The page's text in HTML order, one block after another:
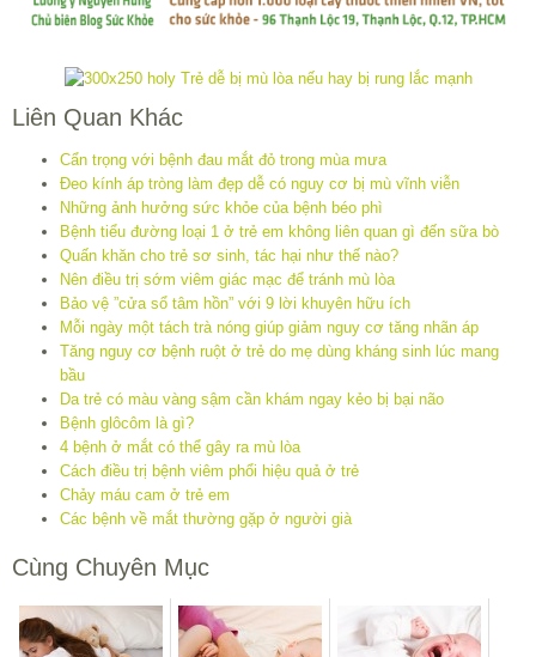
Liên Quan Khác
Cẩn trọng với bệnh đau mắt đỏ trong mùa mưa
Đeo kính áp tròng làm đẹp dễ có nguy cơ bị mù vĩnh viễn
Những ảnh hưởng sức khỏe của bệnh béo phì
Bệnh tiểu đường loại 1 ở trẻ em không liên quan gì đến sữa bò
Quấn khăn cho trẻ sơ sinh, tác hại như thế nào?
Nên điều trị sớm viêm giác mạc để tránh mù lòa
Bảo vệ ”cửa sổ tâm hồn” với 9 lời khuyên hữu ích
Mỗi ngày một tách trà nóng giúp giảm nguy cơ tăng nhãn áp
Tăng nguy cơ bệnh ruột ở trẻ do mẹ dùng kháng sinh lúc mang
bầu
Da trẻ có màu vàng sậm cần khám ngay kẻo bị bại não
Bệnh glôcôm là gì?
4 bệnh ở mắt có thể gây ra mù lòa
Cách điều trị bệnh viêm phổi hiệu quả ở trẻ
Chảy máu cam ở trẻ em
Các bệnh về mắt thường gặp ở người già
Cùng Chuyên Mục